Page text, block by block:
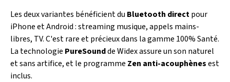
Les deux variantes bénéficient du Bluetooth directpour
iPhone et Android : streaming musique, appels mains-
libres, TV. C'est rare et précieux dans la gamme 100% Santé.
La technologie PureSoundde Widex assure un son naturel
et sans artifice, et le programme Zen anti-acouphènesest
inclus.